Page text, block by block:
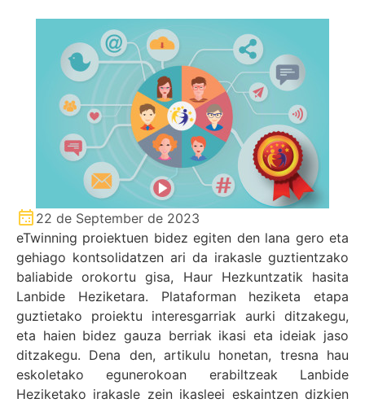
22 de September de 2023
eTwinning proiektuen bidez egiten den lana gero eta
gehiago kontsolidatzen ari da irakasle guztientzako
baliabide orokortu gisa, Haur Hezkuntzatik hasita
Lanbide Heziketara. Plataforman heziketa etapa
guztietako proiektu interesgarriak aurki ditzakegu,
eta haien bidez gauza berriak ikasi eta ideiak jaso
ditzakegu. Dena den, artikulu honetan, tresna hau
eskoletako egunerokoan erabiltzeak Lanbide
Heziketako irakasle zein ikasleei eskaintzen dizkien